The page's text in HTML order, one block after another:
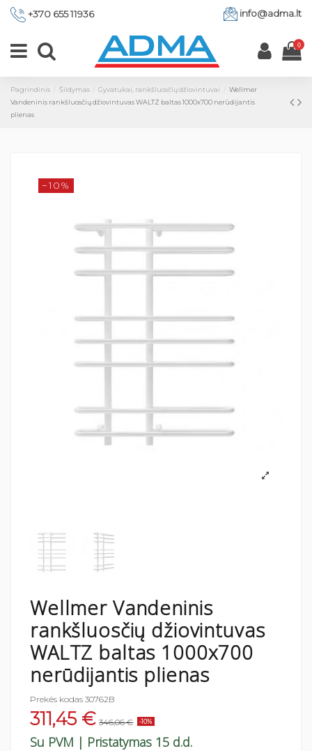
+370 655 11936 info@adma.lt
0
Pagrindinis Šildymas Gyvatukai, rankšluosčių džiovintuvai
Wellmer
Vandeninis rankšluosčių džiovintuvas WALTZ baltas 1000x700 nerūdijantis
plienas
−10%
Wellmer Vandeninis
rankšluosčių džiovintuvas
WALTZ baltas 1000x700
nerūdijantis plienas
Prekės kodas 30762B
311,45 € 346,06 € -10%
Su PVM | Pristatymas 15 d.d.